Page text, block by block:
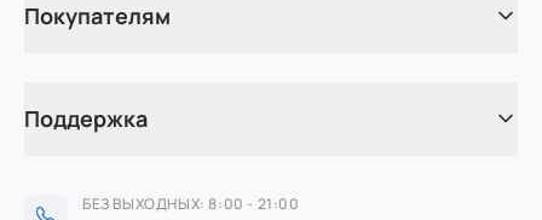
Покупателям
Поддержка
БЕЗ ВЫХОДНЫХ: 8:00 - 21:00